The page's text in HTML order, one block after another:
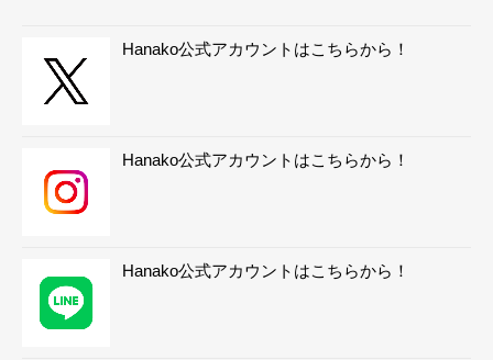
Hanako公式アカウントはこちらから！
Hanako公式アカウントはこちらから！
Hanako公式アカウントはこちらから！